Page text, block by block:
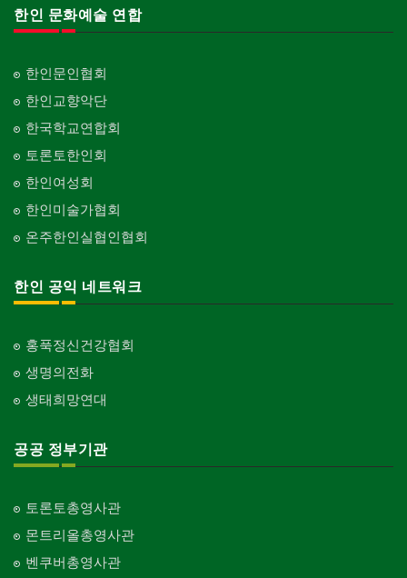
한인 문화예술 연합
한인문인협회
한인교향악단
한국학교연합회
토론토한인회
한인여성회
한인미술가협회
온주한인실협인협회
한인 공익 네트워크
홍푹정신건강협회
생명의전화
생태희망연대
공공 정부기관
토론토총영사관
몬트리올총영사관
벤쿠버총영사관